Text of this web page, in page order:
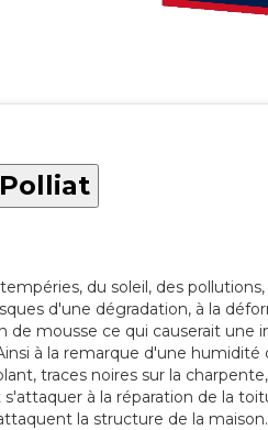
du soleil, des
d'une dégradation, à la
de mousse ce qui causerait une
à la remarque d'une humidité
traces noires sur la
s'attaquer à la réparation de la
la structure de la maison.